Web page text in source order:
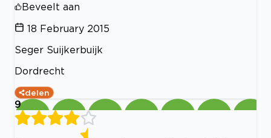
Beveelt aan
18 February 2015
Seger Suijkerbuijk
Dordrecht
delen
9